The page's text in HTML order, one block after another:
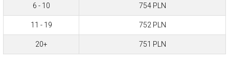
6 - 10 754 PLN
11 - 19 752 PLN
20+ 751 PLN